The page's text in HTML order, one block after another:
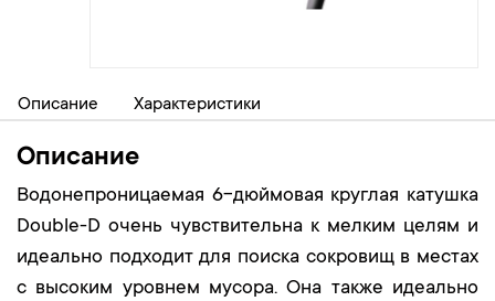
Описание Характеристики
Описание
Водонепроницаемая 6-дюймовая круглая катушка
Double-D очень чувствительна к мелким целям и
идеально подходит для поиска сокровищ в местах
с высоким уровнем мусора. Она также идеально